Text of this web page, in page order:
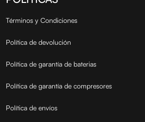
Términos y Condiciones
Política de devolución
Política de garantía de baterias
Política de garantía de compresores
Política de envíos